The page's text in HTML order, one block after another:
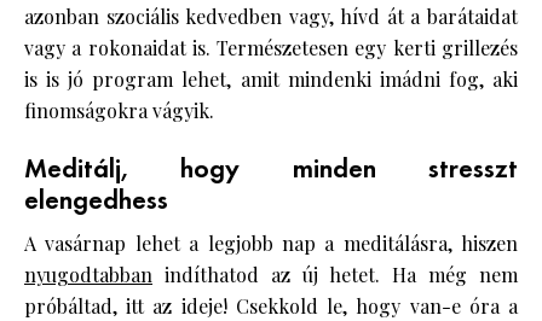
azonban szociális kedvedben vagy, hívd át a barátaidat
vagy a rokonaidat is. Természetesen egy kerti grillezés
is is jó program lehet, amit mindenki imádni fog, aki
finomságokra vágyik.
Meditálj, hogy minden stresszt
elengedhess
A vasárnap lehet a legjobb nap a meditálásra, hiszen
nyugodtabban indíthatod az új hetet. Ha még nem
próbáltad, itt az ideje! Csekkold le, hogy van-e óra a